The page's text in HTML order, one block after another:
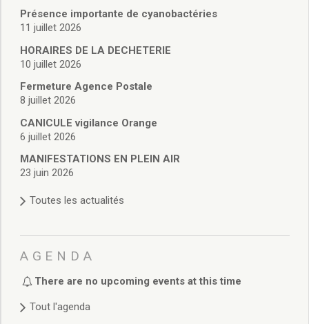
Services en ligne
Licences boissons
Cadastre
Actes d’état civil
Budget de Fonctionnement
Budget d’Investissement
Conseils municipaux
Règlement du conseil municipal
Délibérations 2025
Délibérations 2022
Délibérations 2021
Délibérations 2020
Délibérations 2019
Présence importante de cyanobactéries
11 juillet 2026
HORAIRES DE LA DECHETERIE
10 juillet 2026
Fermeture Agence Postale
8 juillet 2026
CANICULE vigilance Orange
6 juillet 2026
MANIFESTATIONS EN PLEIN AIR
23 juin 2026
Toutes les actualités
AGENDA
There are no upcoming events at this time
Tout l'agenda